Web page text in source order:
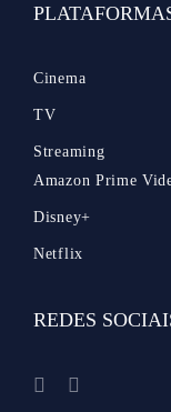
Cinema
TV
Streaming
Amazon Prime
Disney+
Netflix
REDES